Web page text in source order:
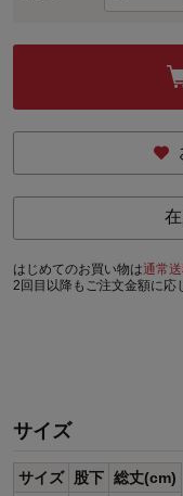
はじめてのお買い物は通常送
2回目以降もご注文金額に応
サイズ
サイズ 股下 総丈(cm)